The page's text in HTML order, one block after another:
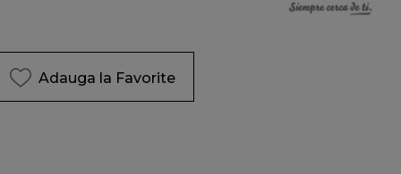
Adauga la Favorite